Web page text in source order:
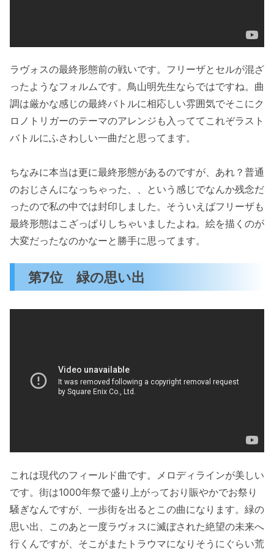
ラヴォスの最終形態前の戦いです。フリーザとセルが混ざ
ったようなフォルムです。鳥山明先生ならではですね。曲
調は厳かな感じの最終バトルに相応しい雰囲気でそこにク
ロノトリガーのテーマのアレンジも入っててこれぞラスト
バトルにふさわしい一曲だと思ってます。
ちなみに本当は更に最終形態があるのですが、あれ？普通
のおじさんになっちゃった、、という感じでなんか残念だ
ったので私の中では封印しました。そういえばフリーザも
最終形態はこざっぱりしちゃいましたよね。絵を描くのが
大変だったなのかなーと勝手に思ってます。
第7位 緑の思い出
これは現代のフィールド曲です。メロディラインが美しい
です。街は1000年祭で盛り上がっており賑やかでお祭り
騒ぎなんですが、一歩街を出るとこの曲になります。緑の
思い出、このあと一度ラヴォスに滅ぼされた絶望の未来へ
行くんですが、そこがまたトラウマになりそうにぐらい荒